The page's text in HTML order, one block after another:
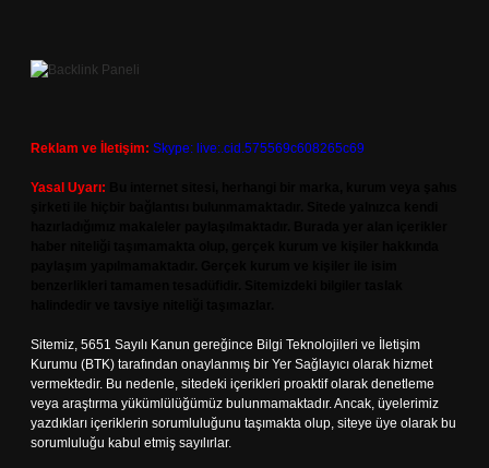
Reklam ve İletişim: Skype: live:.cid.575569c608265c69
Yasal Uyarı:
Sitemiz, 5651 Sayılı Kanun gereğince Bilgi Teknolojileri ve İletişim
Kurumu (BTK) tarafından onaylanmış bir Yer Sağlayıcı olarak hizmet
vermektedir. Bu nedenle, sitedeki içerikleri proaktif olarak denetleme
veya araştırma yükümlülüğümüz bulunmamaktadır. Ancak, üyelerimiz
yazdıkları içeriklerin sorumluluğunu taşımakta olup, siteye üye olarak bu
sorumluluğu kabul etmiş sayılırlar.